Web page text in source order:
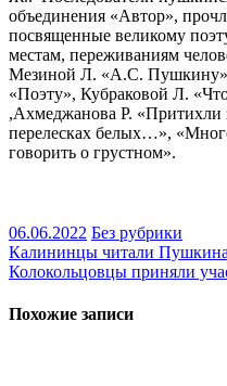
объединения «Автор»,
посвященные великому
местам, переживаниям
Мезиной Л. «А.С.
«Поэту», Кубраковой Л.
,Ахмеджанова Р.
перелесках белых…»,
говорить о грустном».
06.06.2022 Без рубрики
Навигация
по
записям
Калининцы читали Пушкина
Колокольцовцы приняли
Похожие записи